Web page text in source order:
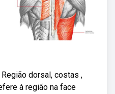
dorsal, costas ,
à região na face